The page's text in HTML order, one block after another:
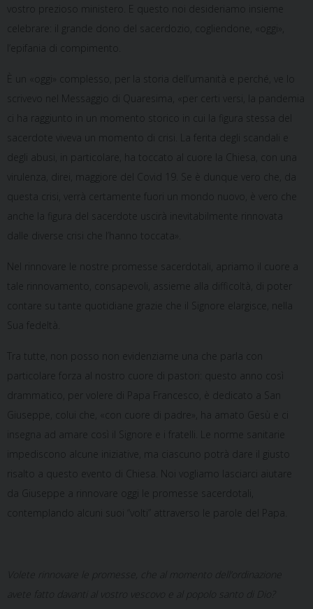
vostro prezioso ministero. E questo noi desideriamo insieme
celebrare: il grande dono del sacerdozio, cogliendone, «oggi»,
l’epifania di compimento.
È un «oggi» complesso, per la storia dell’umanità e perché, ve lo
scrivevo nel Messaggio di Quaresima, «per certi versi, la pandemia
ci ha raggiunto in un momento storico in cui la figura stessa del
sacerdote viveva un momento di crisi. La ferita degli scandali e
degli abusi, in particolare, ha toccato al cuore la Chiesa, con una
virulenza, direi, maggiore del Covid 19. Se è dunque vero che, da
questa crisi, verrà certamente fuori un mondo nuovo, è vero che
anche la figura del sacerdote uscirà inevitabilmente rinnovata
dalle diverse crisi che l’hanno toccata».
Nel rinnovare le nostre promesse sacerdotali, apriamo il cuore a
tale rinnovamento, consapevoli, assieme alla difficoltà, di poter
contare su tante quotidiane grazie che il Signore elargisce, nella
Sua fedeltà.
Tra tutte, non posso non evidenziarne una che parla con
particolare forza al nostro cuore di pastori: questo anno così
drammatico, per volere di Papa Francesco, è dedicato a San
Giuseppe, colui che, «con cuore di padre», ha amato Gesù e ci
insegna ad amare così il Signore e i fratelli. Le norme sanitarie
impediscono alcune iniziative, ma ciascuno potrà dare il giusto
risalto a questo evento di Chiesa. Noi vogliamo lasciarci aiutare
da Giuseppe a rinnovare oggi le promesse sacerdotali,
contemplando alcuni suoi “volti” attraverso le parole del Papa.
Volete rinnovare le promesse, che al momento dell’ordinazione
avete fatto davanti al vostro vescovo e al popolo santo di Dio?